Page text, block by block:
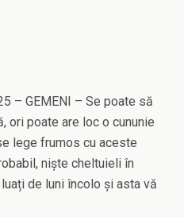
– GEMENI – Se poate să
ori poate are loc o cununie
lege frumos cu aceste
niște cheltuieli în
de luni încolo și asta vă